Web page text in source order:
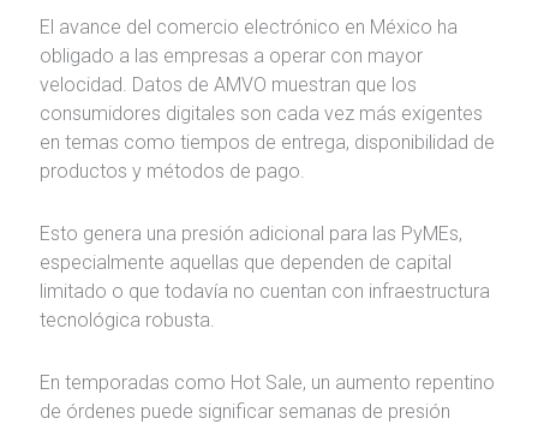
El avance del comercio electrónico en México ha
obligado a las empresas a operar con mayor
velocidad. Datos de AMVO muestran que los
consumidores digitales son cada vez más exigentes
en temas como tiempos de entrega, disponibilidad de
productos y métodos de pago.
Esto genera una presión adicional para las PyMEs,
especialmente aquellas que dependen de capital
limitado o que todavía no cuentan con infraestructura
tecnológica robusta.
En temporadas como Hot Sale, un aumento repentino
de órdenes puede significar semanas de presión